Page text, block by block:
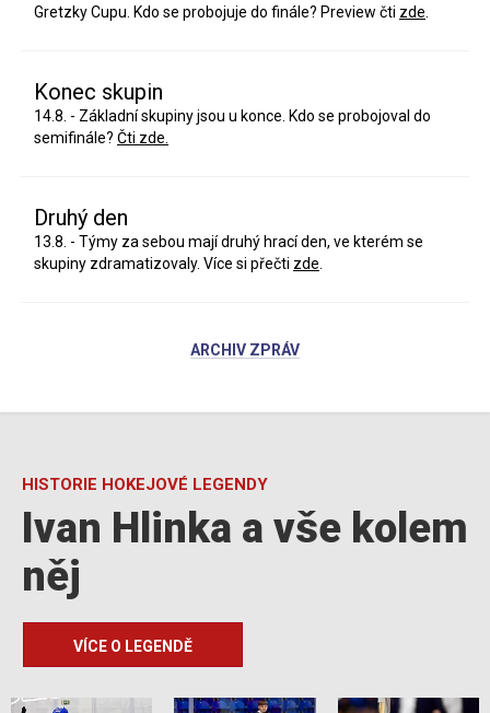
Gretzky Cupu. Kdo se probojuje do finále? Preview čti zde
Konec skupin
14.8. - Základní skupiny jsou u konce. Kdo se probojoval do
semifinále? Čti zde.
Druhý den
13.8. - Týmy za sebou mají druhý hrací den, ve kterém se
skupiny zdramatizovaly. Více si přečti zde
ARCHIV ZPRÁV
HISTORIE HOKEJOVÉ LEGENDY
Ivan Hlinka a vše kolem
něj
VÍCE O LEGENDĚ